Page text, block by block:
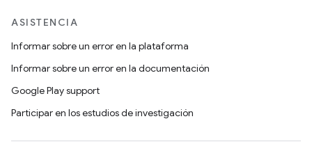
ASISTENCIA
Informar sobre un error en la plataforma
Informar sobre un error en la documentación
Google Play support
Participar en los estudios de investigación